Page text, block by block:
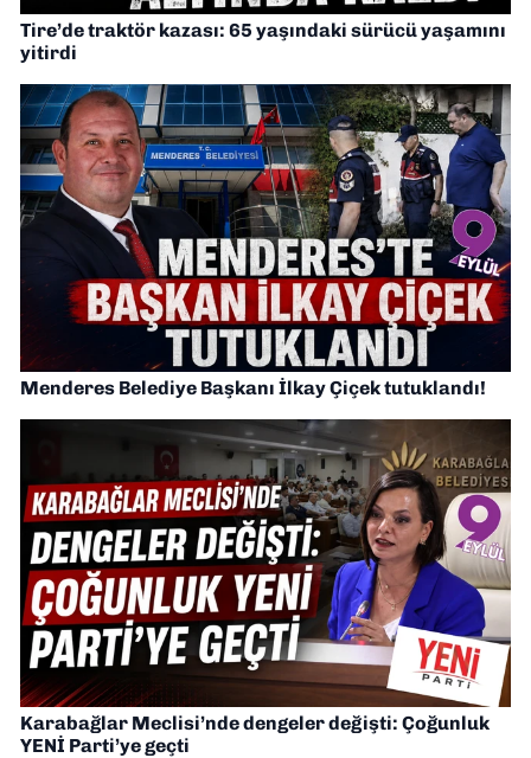
Tire’de traktör kazası: 65 yaşındaki sürücü yaşamını
yitirdi
Menderes Belediye Başkanı İlkay Çiçek tutuklandı!
Karabağlar Meclisi’nde dengeler değişti: Çoğunluk
YENİ Parti’ye geçti